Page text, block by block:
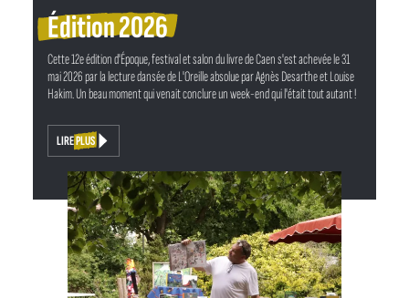
Édition 2026
Cette 12e édition d'Époque, festival et salon du livre de Caen s'est achevée le 31
mai 2026 par la lecture dansée de L'Oreille absolue par Agnès Desarthe et Louise
Hakim. Un beau moment qui venait conclure un week-end qui l'était tout autant !
LIRE PLUS